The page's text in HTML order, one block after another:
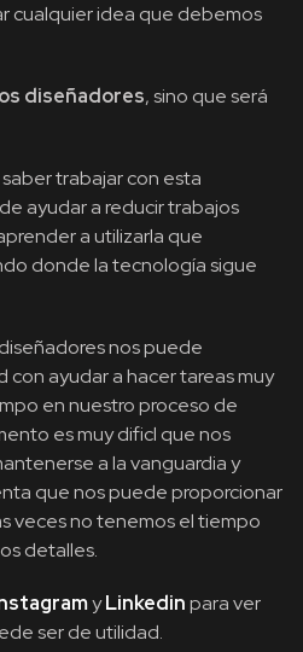
cualquier idea que debemos
diseñadores, sino que será
trabajar con esta
ayudar a reducir trabajos
a utilizarla que
donde la tecnología sigue
nos puede
ayudar a hacer tareas muy
en nuestro proceso de
es muy dificl que nos
a la vanguardia y
que nos puede proporcionar
veces no tenemos el tiempo
detalles.
yLinkedinpara ver
ser de utilidad.